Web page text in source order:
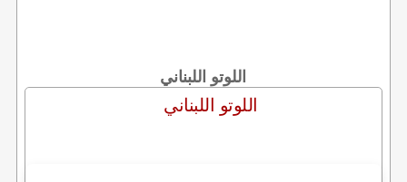
اللوتو اللبناني
اللوتو اللبناني